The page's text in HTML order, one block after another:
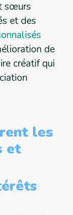
sœurs
et des
de
créatif qui
les
et